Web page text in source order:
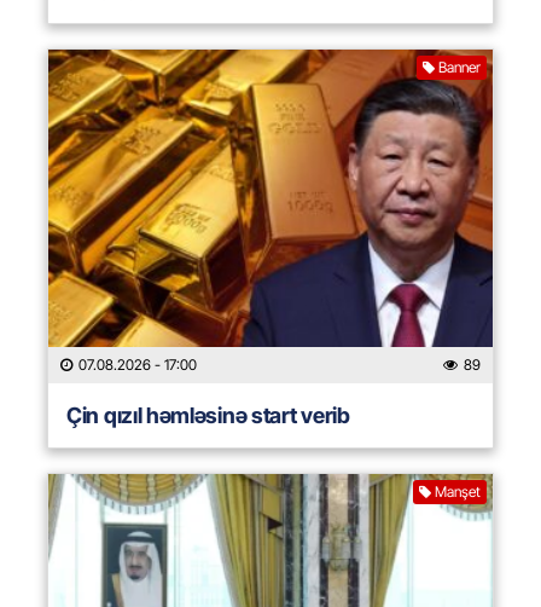
Banner
07.08.2026 - 17:00 89
Çin qızıl həmləsinə start verib
Manşet